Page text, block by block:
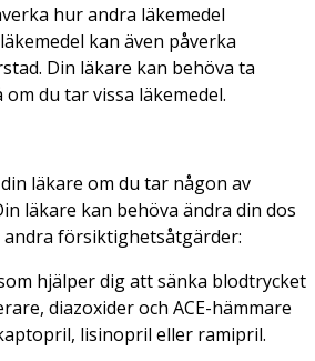
hur andra läkemedel
kan även påverka
Din läkare kan behöva ta
du tar vissa läkemedel.
läkare om du tar någon av
läkare kan behöva ändra din dos
försiktighetsåtgärder:
hjälper dig att sänka blodtrycket
diazoxider och ACE-hämmare
lisinopril eller ramipril.